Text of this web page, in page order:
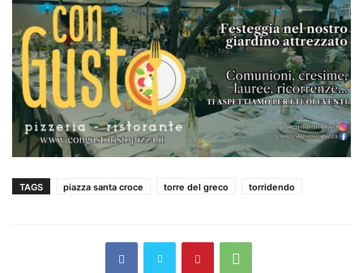
TAGS piazza santa croce torre del greco torridendo